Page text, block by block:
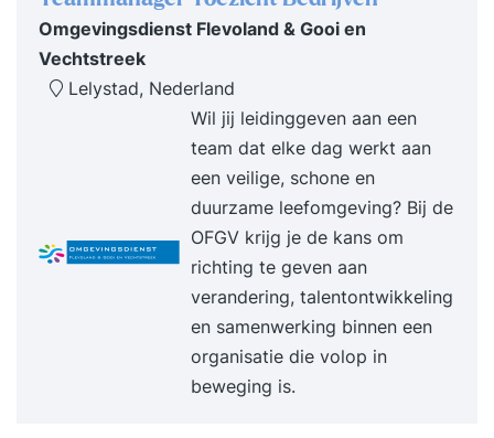
oplossingen ontwerpen, architecten die met
Business Intelligence- en Data
Omgevingsdienst Flevoland & Gooi en
Vechtstreek
Lelystad, Nederland
Wil jij leidinggeven aan een
team dat elke dag werkt aan
een veilige, schone en
duurzame leefomgeving? Bij de
OFGV krijg je de kans om
richting te geven aan
verandering, talentontwikkeling
en samenwerking binnen een
organisatie die volop in
beweging is.